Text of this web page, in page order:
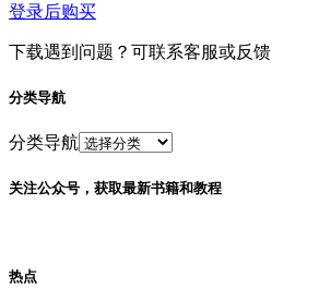
登录后购买
下载遇到问题？可联系客服或反馈
分类导航
分类导航
关注公众号，获取最新书籍和教程
热点